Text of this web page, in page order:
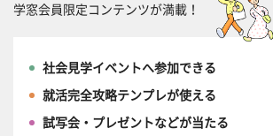
学窓会員限定コンテンツが満載！
社会見学イベントへ参加できる
就活完全攻略テンプレが使える
試写会・プレゼントなどが当たる